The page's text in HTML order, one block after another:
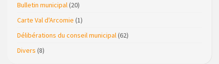
Bulletin municipal(20)
Carte Val d'Arcomie (1)
Délibérations du conseil municipal(62)
Divers (8)